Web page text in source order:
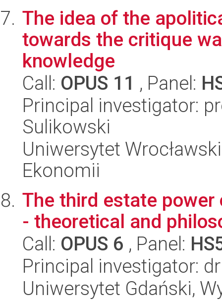
The idea of the
towards the critique
knowledge
Call: OPUS 11 , Panel:
Principal investigator:
Sulikowski
Uniwersytet
Ekonomii
The third estate
- theoretical and
Call: OPUS 6 , Panel:
Principal investigator:
Uniwersytet Gdański,